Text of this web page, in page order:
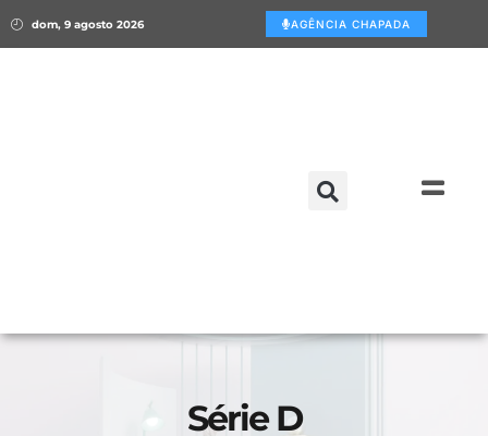
dom, 9 agosto 2026 AGÊNCIA CHAPADA
Série D